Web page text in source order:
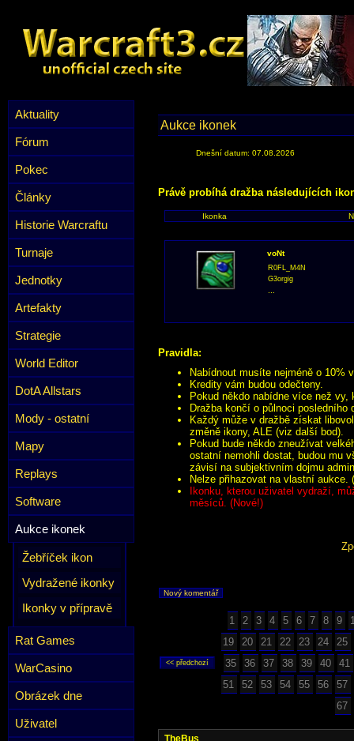
Aktuality
Fórum
Pokec
Články
Historie Warcraftu
Turnaje
Jednotky
Artefakty
Strategie
World Editor
DotA Allstars
Mody - ostatní
Mapy
Replays
Software
Aukce ikonek
Žebříček ikon
Vydražené ikonky
Ikonky v přípravě
Rat Games
WarCasino
Obrázek dne
Uživatel
Aukce ikonek
Dnešní datum: 07.08.2026
Právě probíhá dražba následujících
Ikonka
voNt
R0FL_M4N
G3orgig
Pravidla:
Nabídnout musíte nejméně o
Kredity vám budou odečteny.
Pokud někdo nabídne více než
Dražba končí o půlnoci posledního
Každý může v dražbě získat
změně ikony, ALE (viz další bod).
Pokud bude někdo zneužívat
ostatní nemohli dostat, budou mu
závisí na subjektivním dojmu
Nelze přihazovat na vlastní aukce.
Ikonku, kterou uživatel vydraží,
měsíců. (Nové!)
Nový komentář
1 2 3 4 5 6 7 8 9
19
20 21 22 23 24
25
35
36 37 38 39 40
41
51
52 53 54 55 56
57
67
TheBus